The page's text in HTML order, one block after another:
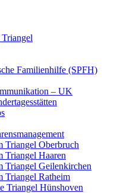
Familienhilfe (SPFH)
– UK
Triangel Oberbruch
Triangel Haaren
Triangel Geilenkirchen
Triangel Ratheim
Triangel Hünshoven